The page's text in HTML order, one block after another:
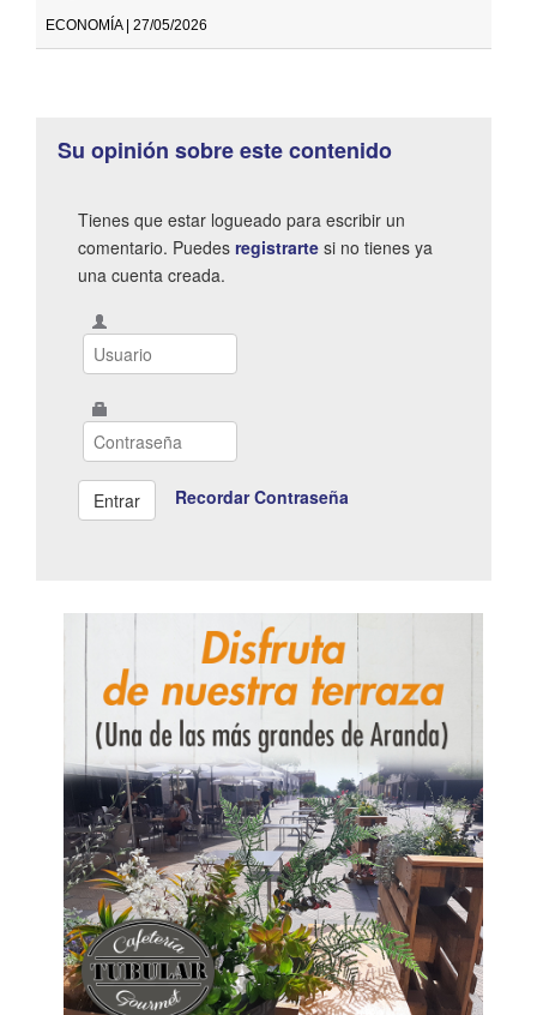
ECONOMÍA | 27/05/2026
Su opinión sobre este contenido
Tienes que estar logueado para escribir un
comentario. Puedes registrarte si no tienes ya
una cuenta creada.
Recordar Contraseña